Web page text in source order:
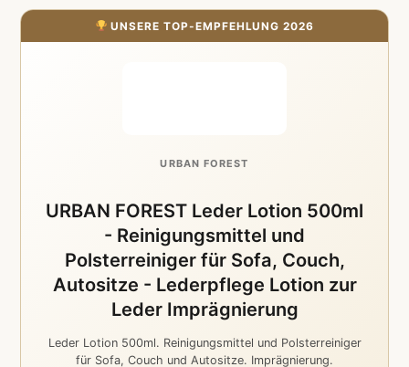
UNSERE TOP-EMPFEHLUNG 2026
URBAN FOREST
URBAN FOREST Leder Lotion 500ml
- Reinigungsmittel und
Polsterreiniger für Sofa, Couch,
Autositze - Lederpflege Lotion zur
Leder Imprägnierung
Leder Lotion 500ml. Reinigungsmittel und Polsterreiniger
für Sofa, Couch und Autositze. Imprägnierung.